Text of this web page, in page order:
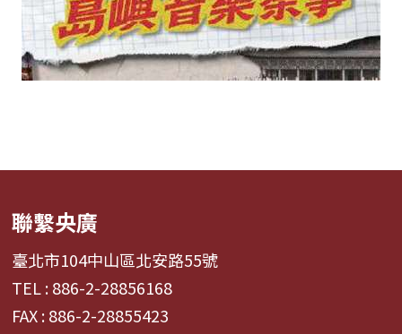
聯繫央廣
臺北市104中山區北安路55號
TEL : 886-2-28856168
FAX : 886-2-28855423